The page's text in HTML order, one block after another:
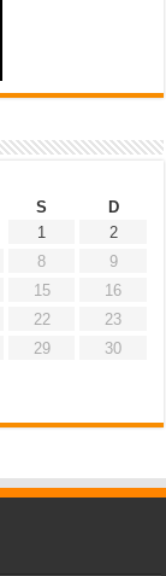
S
D
1
2
8
9
15
16
22
23
29
30